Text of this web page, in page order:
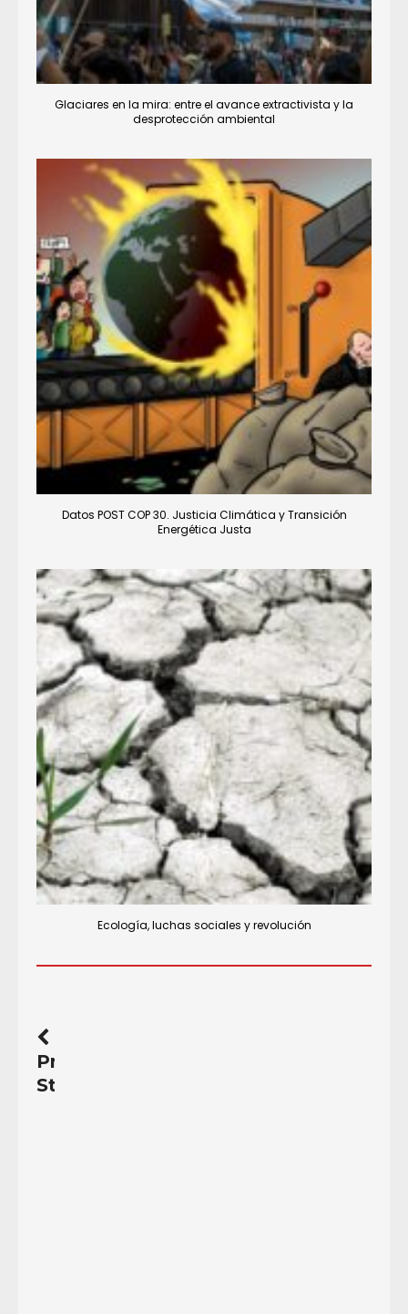
Glaciares en la mira: entre el avance extractivista y la
desprotección ambiental
Datos POST COP 30. Justicia Climática y Transición
Energética Justa
Ecología, luchas sociales y revolución
Previous
Story